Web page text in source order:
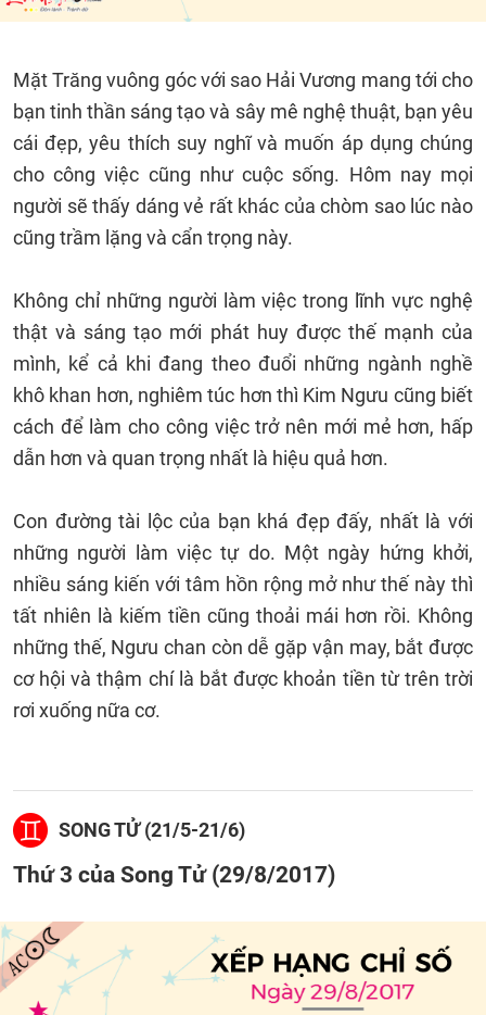
Mặt Trăng vuông góc với sao Hải Vương mang tới cho
bạn tinh thần sáng tạo và sây mê nghệ thuật, bạn yêu
cái đẹp, yêu thích suy nghĩ và muốn áp dụng chúng
cho công việc cũng như cuộc sống. Hôm nay mọi
người sẽ thấy dáng vẻ rất khác của chòm sao lúc nào
cũng trầm lặng và cẩn trọng này.
Không chỉ những người làm việc trong lĩnh vực nghệ
thật và sáng tạo mới phát huy được thế mạnh của
mình, kể cả khi đang theo đuổi những ngành nghề
khô khan hơn, nghiêm túc hơn thì Kim Ngưu cũng biết
cách để làm cho công việc trở nên mới mẻ hơn, hấp
dẫn hơn và quan trọng nhất là hiệu quả hơn.
Con đường tài lộc của bạn khá đẹp đấy, nhất là với
những người làm việc tự do. Một ngày hứng khởi,
nhiều sáng kiến với tâm hồn rộng mở như thế này thì
tất nhiên là kiếm tiền cũng thoải mái hơn rồi. Không
những thế, Ngưu chan còn dễ gặp vận may, bắt được
cơ hội và thậm chí là bắt được khoản tiền từ trên trời
rơi xuống nữa cơ.
SONG TỬ (21/5-21/6)
Thứ 3 của Song Tử (29/8/2017)